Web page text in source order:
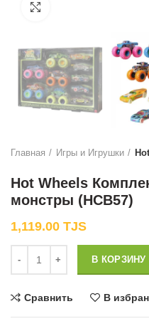
Главная Игры и Игрушки
Hot Wheels
монстры (HCB57)
1,119.00 TJS
В КОРЗИНУ
Сравнить В